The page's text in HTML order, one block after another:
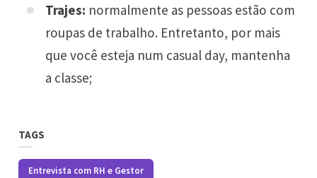
Trajes: normalmente as pessoas estão com
roupas de trabalho. Entretanto, por mais
que você esteja num casual day, mantenha
a classe;
TAGS
Entrevista com RH e Gestor